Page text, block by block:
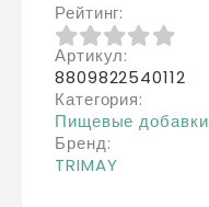
Рейтинг
0из 5
Артикул
8809822540112
Категория
Пищевые добавки
Бренд
TRIMAY